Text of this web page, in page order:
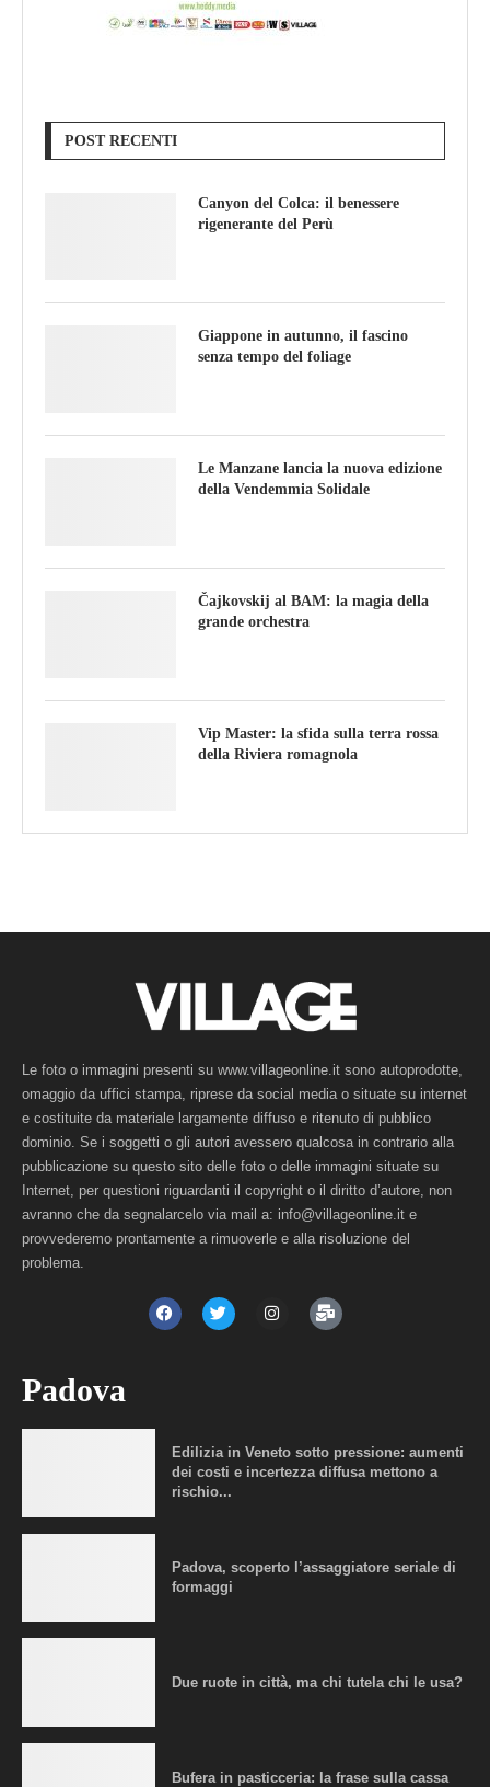
POST RECENTI
Canyon del Colca: il benessere
rigenerante del Perù
Giappone in autunno, il fascino
senza tempo del foliage
Le Manzane lancia la nuova edizione
della Vendemmia Solidale
Čajkovskij al BAM: la magia della
grande orchestra
Vip Master: la sfida sulla terra rossa
della Riviera romagnola
Le foto o immagini presenti su www.villageonline.it sono autoprodotte,
omaggio da uffici stampa, riprese da social media o situate su internet
e costituite da materiale largamente diffuso e ritenuto di pubblico
dominio. Se i soggetti o gli autori avessero qualcosa in contrario alla
pubblicazione su questo sito delle foto o delle immagini situate su
Internet, per questioni riguardanti il copyright o il diritto d’autore, non
avranno che da segnalarcelo via mail a: info@villageonline.it e
provvederemo prontamente a rimuoverle e alla risoluzione del
problema.
Padova
Edilizia in Veneto sotto pressione: aumenti
dei costi e incertezza diffusa mettono a
rischio...
Padova, scoperto l’assaggiatore seriale di
formaggi
Due ruote in città, ma chi tutela chi le usa?
Bufera in pasticceria: la frase sulla cassa